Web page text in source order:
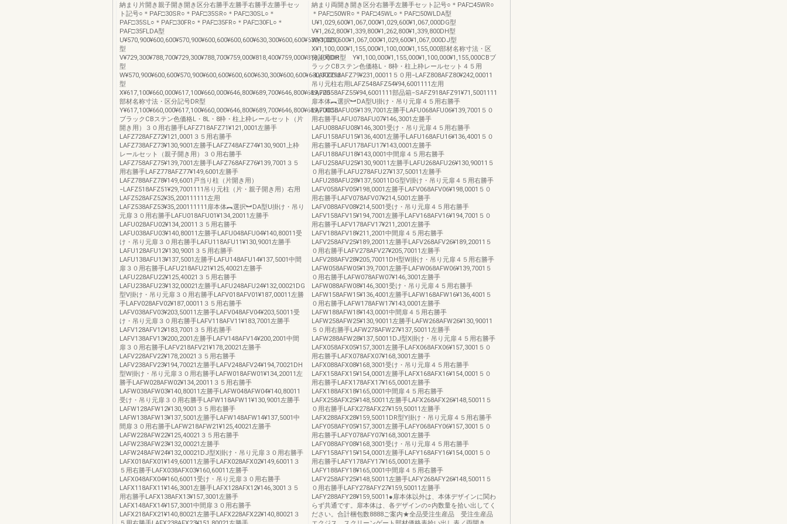
納まり片開き親子開き開き区分右勝手左勝手右勝手左勝手セッ
ト記号○＊PAF□30SR○＊PAF□35SR○＊PAF□30SL○＊
PAF□35SL○＊PAF□30FR○＊PAF□35FR○＊PAF□30FL○＊
PAF□35FLDA型
U¥570,900¥600,600¥570,900¥600,600¥600,600¥630,300¥600,600¥630,300DG
型
V¥729,300¥788,700¥729,300¥788,700¥759,000¥818,400¥759,000¥818,400DH
型
W¥570,900¥600,600¥570,900¥600,600¥600,600¥630,300¥600,600¥630,300DJ
型
X¥617,100¥660,000¥617,100¥660,000¥646,800¥689,700¥646,800¥689,700
部材名称寸法・区分記号DR型
Y¥617,100¥660,000¥617,100¥660,000¥646,800¥689,700¥646,800¥689,700CB
ブラックCBステン色価格L・8L・8枠・柱上枠レールセット（片
開き用）３０用右勝手LAFZ718AFZ71¥121,0001左勝手
LAFZ728AFZ72¥121,0001３５用右勝手
LAFZ738AFZ73¥130,9001左勝手LAFZ748AFZ74¥130,9001上枠
レールセット（親子開き用）３０用右勝手
LAFZ758AFZ75¥139,7001左勝手LAFZ768AFZ76¥139,7001３５
用右勝手LAFZ778AFZ77¥149,6001左勝手
LAFZ788AFZ78¥149,6001戸当り柱（片開き用）
−LAFZ518AFZ51¥29,7001111吊り元柱（片・親子開き用）右用
LAFZ528AFZ52¥35,200111111左用
LAFZ538AFZ53¥35,200111111扉本体︻選択︼DA型U掛け・吊り
元扉３０用右勝手LAFU018AFU01¥134,20011左勝手
LAFU028AFU02¥134,20011３５用右勝手
LAFU038AFU03¥140,80011左勝手LAFU048AFU04¥140,80011受
け・吊り元扉３０用右勝手LAFU118AFU11¥130,9001左勝手
LAFU128AFU12¥130,9001３５用右勝手
LAFU138AFU13¥137,5001左勝手LAFU148AFU14¥137,5001中間
扉３０用右勝手LAFU218AFU21¥125,40021左勝手
LAFU228AFU22¥125,40021３５用右勝手
LAFU238AFU23¥132,00021左勝手LAFU248AFU24¥132,00021DG
型V掛け・吊り元扉３０用右勝手LAFV018AFV01¥187,00011左勝
手LAFV028AFV02¥187,00011３５用右勝手
LAFV038AFV03¥203,50011左勝手LAFV048AFV04¥203,50011受
け・吊り元扉３０用右勝手LAFV118AFV11¥183,7001左勝手
LAFV128AFV12¥183,7001３５用右勝手
LAFV138AFV13¥200,2001左勝手LAFV148AFV14¥200,2001中間
扉３０用右勝手LAFV218AFV21¥178,20021左勝手
LAFV228AFV22¥178,20021３５用右勝手
LAFV238AFV23¥194,70021左勝手LAFV248AFV24¥194,70021DH
型W掛け・吊り元扉３０用右勝手LAFW018AFW01¥134,20011左
勝手LAFW028AFW02¥134,20011３５用右勝手
LAFW038AFW03¥140,80011左勝手LAFW048AFW04¥140,80011
受け・吊り元扉３０用右勝手LAFW118AFW11¥130,9001左勝手
LAFW128AFW12¥130,9001３５用右勝手
LAFW138AFW13¥137,5001左勝手LAFW148AFW14¥137,5001中
間扉３０用右勝手LAFW218AFW21¥125,40021左勝手
LAFW228AFW22¥125,40021３５用右勝手
LAFW238AFW23¥132,00021左勝手
LAFW248AFW24¥132,00021DJ型X掛け・吊り元扉３０用右勝手
LAFX018AFX01¥149,60011左勝手LAFX028AFX02¥149,60011３
５用右勝手LAFX038AFX03¥160,60011左勝手
LAFX048AFX04¥160,60011受け・吊り元扉３０用右勝手
LAFX118AFX11¥146,3001左勝手LAFX128AFX12¥146,3001３５
用右勝手LAFX138AFX13¥157,3001左勝手
LAFX148AFX14¥157,3001中間扉３０用右勝手
LAFX218AFX21¥140,80021左勝手LAFX228AFX22¥140,80021３
納まり両開き開き区分右勝手左勝手セット記号○＊PAF□45WR○
＊PAF□50WR○＊PAF□45WL○＊PAF□50WLDA型
U¥1,029,600¥1,067,000¥1,029,600¥1,067,000DG型
V¥1,262,800¥1,339,800¥1,262,800¥1,339,800DH型
W¥1,029,600¥1,067,000¥1,029,600¥1,067,000DJ型
X¥1,100,000¥1,155,000¥1,100,000¥1,155,000部材名称寸法・区
分記号DR型 Y¥1,100,000¥1,155,000¥1,100,000¥1,155,000CBブ
ラックCBステン色価格L・8枠・柱上枠レールセット４５用
−LAFZ798AFZ79¥231,00011５０用−LAFZ808AFZ80¥242,00011
吊り元柱右用LAFZ548AFZ54¥94,6001111左用
LAFZ558AFZ55¥94,6001111部品箱−SAFZ918AFZ91¥71,5001111
扉本体︻選択︼DA型U掛け・吊り元扉４５用右勝手
LAFU058AFU05¥139,7001左勝手LAFU068AFU06¥139,7001５０
用右勝手LAFU078AFU07¥146,3001左勝手
LAFU088AFU08¥146,3001受け・吊り元扉４５用右勝手
LAFU158AFU15¥136,4001左勝手LAFU168AFU16¥136,4001５０
用右勝手LAFU178AFU17¥143,0001左勝手
LAFU188AFU18¥143,0001中間扉４５用右勝手
LAFU258AFU25¥130,90011左勝手LAFU268AFU26¥130,90011５
０用右勝手LAFU278AFU27¥137,50011左勝手
LAFU288AFU28¥137,50011DG型V掛け・吊り元扉４５用右勝手
LAFV058AFV05¥198,0001左勝手LAFV068AFV06¥198,0001５０
用右勝手LAFV078AFV07¥214,5001左勝手
LAFV088AFV08¥214,5001受け・吊り元扉４５用右勝手
LAFV158AFV15¥194,7001左勝手LAFV168AFV16¥194,7001５０
用右勝手LAFV178AFV17¥211,2001左勝手
LAFV188AFV18¥211,2001中間扉４５用右勝手
LAFV258AFV25¥189,20011左勝手LAFV268AFV26¥189,20011５
０用右勝手LAFV278AFV27¥205,70011左勝手
LAFV288AFV28¥205,70011DH型W掛け・吊り元扉４５用右勝手
LAFW058AFW05¥139,7001左勝手LAFW068AFW06¥139,7001５
０用右勝手LAFW078AFW07¥146,3001左勝手
LAFW088AFW08¥146,3001受け・吊り元扉４５用右勝手
LAFW158AFW15¥136,4001左勝手LAFW168AFW16¥136,4001５
０用右勝手LAFW178AFW17¥143,0001左勝手
LAFW188AFW18¥143,0001中間扉４５用右勝手
LAFW258AFW25¥130,90011左勝手LAFW268AFW26¥130,90011
５０用右勝手LAFW278AFW27¥137,50011左勝手
LAFW288AFW28¥137,50011DJ型X掛け・吊り元扉４５用右勝手
LAFX058AFX05¥157,3001左勝手LAFX068AFX06¥157,3001５０
用右勝手LAFX078AFX07¥168,3001左勝手
LAFX088AFX08¥168,3001受け・吊り元扉４５用右勝手
LAFX158AFX15¥154,0001左勝手LAFX168AFX16¥154,0001５０
用右勝手LAFX178AFX17¥165,0001左勝手
LAFX188AFX18¥165,0001中間扉４５用右勝手
LAFX258AFX25¥148,50011左勝手LAFX268AFX26¥148,50011５
０用右勝手LAFX278AFX27¥159,50011左勝手
LAFX288AFX28¥159,50011DR型Y掛け・吊り元扉４５用右勝手
LAFY058AFY05¥157,3001左勝手LAFY068AFY06¥157,3001５０
用右勝手LAFY078AFY07¥168,3001左勝手
LAFY088AFY08¥168,3001受け・吊り元扉４５用右勝手
LAFY158AFY15¥154,0001左勝手LAFY168AFY16¥154,0001５０
用右勝手LAFY178AFY17¥165,0001左勝手
LAFY188AFY18¥165,0001中間扉４５用右勝手
LAFY258AFY25¥148,50011左勝手LAFY268AFY26¥148,50011５
０用右勝手LAFY278AFY27¥159,50011左勝手
LAFY288AFY28¥159,50011●扉本体以外は、本体デザインに関わ
らず共通です。扉本体は、各デザインの○内数量を拾い出してく
ださい。合計梱包数8888ご案内★全品受注生産品 受注生産品